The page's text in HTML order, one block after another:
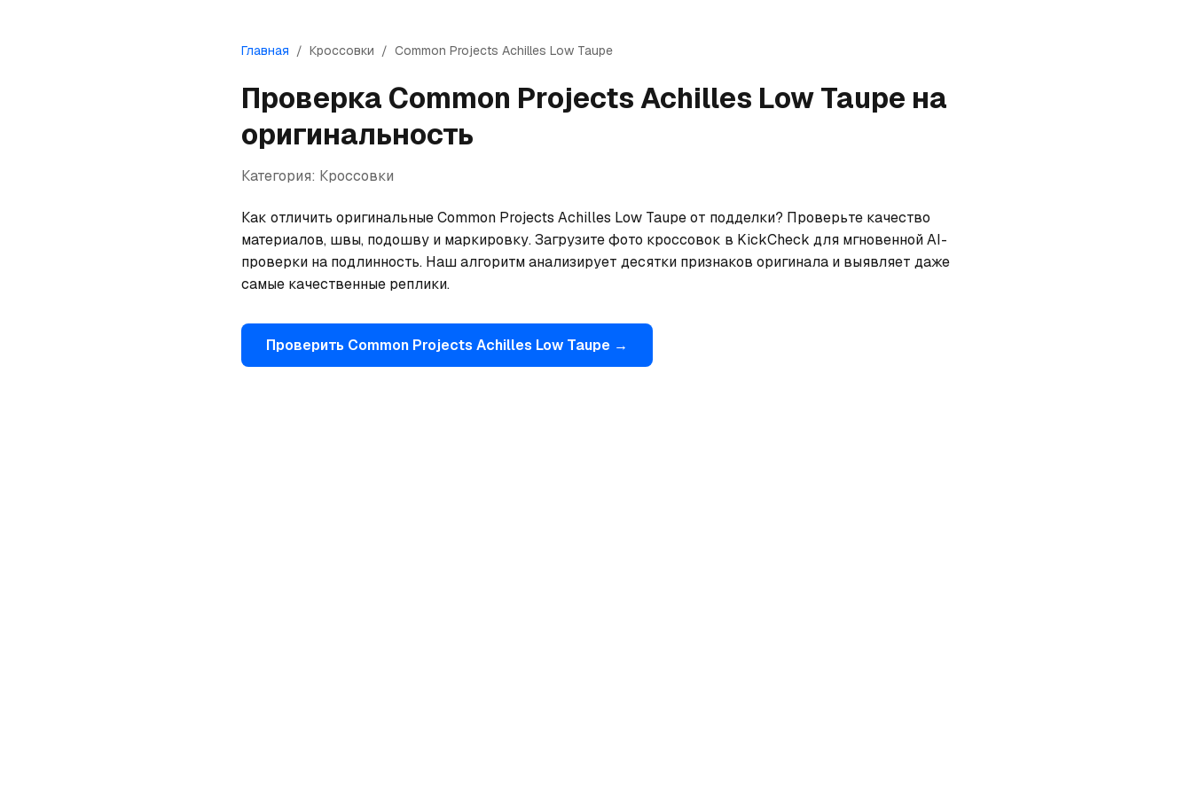
Главная / Кроссовки / Common Projects Achilles Low Taupe
Проверка Common ProjectsAchilles Low Taupe на
оригинальность
Категория: Кроссовки
Как отличить оригинальные Common Projects Achilles Low Taupe от подделки? Проверьте качество
материалов, швы, подошву и маркировку. Загрузите фото кроссовок в KickCheck для мгновенной AI-
проверки на подлинность. Наш алгоритм анализирует десятки признаков оригинала и выявляет даже
самые качественные реплики.
Проверить Common Projects Achilles Low Taupe →